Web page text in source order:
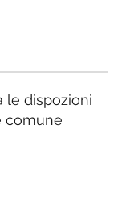
le dispozioni
comune